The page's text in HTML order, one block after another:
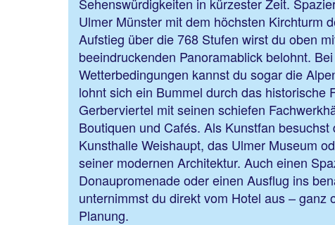
Ulmer Münster mit dem höchsten Kirchturm
Aufstieg über die 768 Stufen wirst du oben
beeindruckenden Panoramablick belohnt.
Wetterbedingungen kannst du sogar die
lohnt sich ein Bummel durch das historische
Gerberviertel mit seinen schiefen
Boutiquen und Cafés. Als Kunstfan
Kunsthalle Weishaupt, das Ulmer Museum
seiner modernen Architektur. Auch einen
Donaupromenade oder einen Ausflug ins
unternimmst du direkt vom Hotel aus – ganz
Planung.